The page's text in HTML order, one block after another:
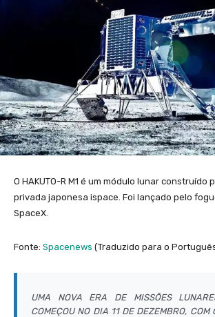
O HAKUTO-R M1 é um módulo lunar construído
privada japonesa ispace. Foi lançado pelo
SpaceX.
Fonte: Spacenews (Traduzido para o
UMA NOVA ERA DE MISSÕES
COMEÇOU NO DIA 11 DE DEZEMBRO, COM